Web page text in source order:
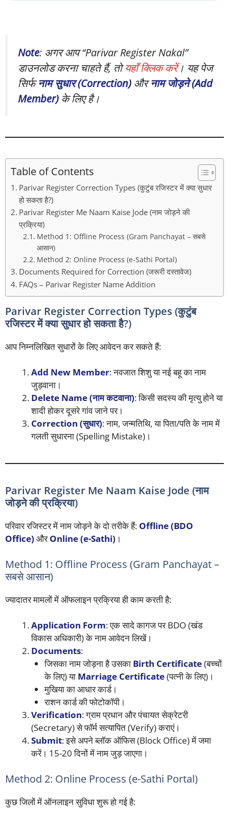
Note: अगर आप “Parivar Register Nakal”
डाउनलोड करना चाहते हैं, तोयहाँ क्लिक करें। यह पेज
सिर्फनाम सुधार (Correction) औरनाम जोड़ने (Add
Member) के लिए है।
Table of Contents
Parivar Register Correction Types (कुटुंब रजिस्टर में क्या सुधार
हो सकता है?)
Parivar Register Me Naam Kaise Jode (नाम जोड़ने की
प्रक्रिया)
Method 1: Offline Process (Gram Panchayat – सबसे
आसान)
Method 2: Online Process (e-Sathi Portal)
Documents Required for Correction (जरूरी दस्तावेज)
FAQs – Parivar Register Name Addition
Parivar Register Correction Types (कुटुंब
रजिस्टर में क्या सुधार हो सकता है?)
आप निम्नलिखित सुधारों के लिए आवेदन कर सकते हैं:
Add New Member: नवजात शिशु या नई बहू का नाम
जुड़वाना।
Delete Name (नाम कटवाना): किसी सदस्य की मृत्यु होने या
शादी होकर दूसरे गांव जाने पर।
Correction (सुधार): नाम, जन्मतिथि, या पिता/पति के नाम में
गलती सुधारना (Spelling Mistake)।
Parivar Register Me Naam Kaise Jode (नाम
जोड़ने की प्रक्रिया)
परिवार रजिस्टर में नाम जोड़ने के दो तरीके हैं: Offline (BDO
Office) औरOnline (e-Sathi) ।
Method 1: Offline Process (Gram Panchayat –
सबसे आसान)
ज्यादातर मामलों में ऑफलाइन प्रक्रिया ही काम करती है:
Application Form: एक सादे कागज पर BDO (खंड
विकास अधिकारी) के नाम आवेदन लिखें।
Documents:
जिसका नाम जोड़ना है उसका Birth Certificate(बच्चों
के लिए) या Marriage Certificate(पत्नी के लिए)।
मुखिया का आधार कार्ड।
राशन कार्ड की फोटोकॉपी।
Verification: ग्राम प्रधान और पंचायत सेक्रेटरी
(Secretary) से फॉर्म सत्यापित (Verify) कराएं।
Submit: इसे अपने ब्लॉक ऑफिस (Block Office) में जमा
करें। 15-20 दिनों में नाम जुड़ जाएगा।
Method 2: Online Process (e-Sathi Portal)
कुछ जिलों में ऑनलाइन सुविधा शुरू हो गई है: